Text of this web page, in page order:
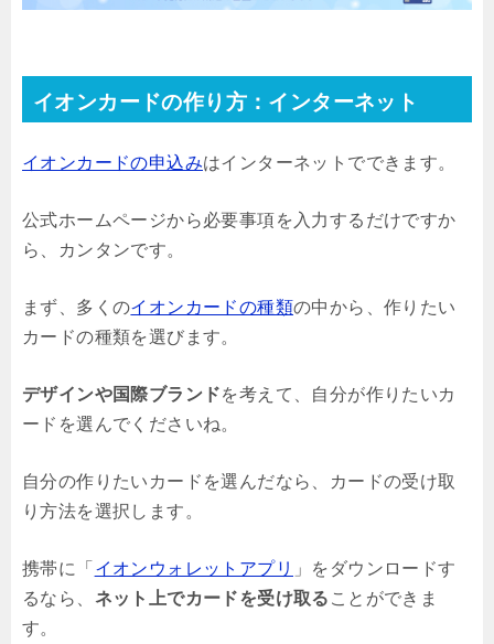
イオンカードの作り方：インターネット
イオンカードの申込みはインターネットでできます。
公式ホームページから必要事項を入力するだけですか
ら、カンタンです。
まず、多くのイオンカードの種類の中から、作りたい
カードの種類を選びます。
デザインや国際ブランドを考えて、自分が作りたいカ
ードを選んでくださいね。
自分の作りたいカードを選んだなら、カードの受け取
り方法を選択します。
携帯に「 イオンウォレットアプリ 」をダウンロードす
るなら、 ネット上でカードを受け取る ことができま
す。